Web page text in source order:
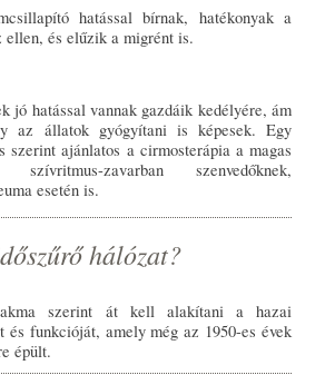
hatással bírnak, hatékonyak a
ellen, és elűzik a migrént is.
jó hatással vannak gazdáik kedélyére, ám
az állatok gyógyítani is képesek. Egy
szerint ajánlatos a cirmosterápia a magas
zavarban szenvedőknek,
esetén is.
hálózat?
szerint át kell alakítani a hazai
és funkcióját, amely még az 1950-es évek
épült.